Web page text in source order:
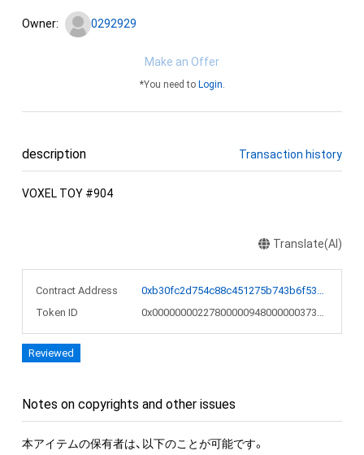
Owner: 0292929
Make an Offer
*You need to Login.
description Transaction history
VOXEL TOY #904
Translate(AI)
Contract Address
0xb30fc2d754c88c451275b743b6f530f19f643683
Token ID
0x00000000227800000948000000373aea
Reviewed
Notes on copyrights and other issues
本アイテムの保有者は、以下のことが可能です。